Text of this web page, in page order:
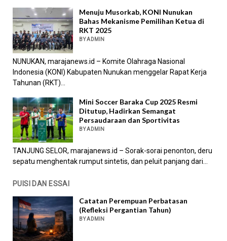
Menuju Musorkab, KONI Nunukan
Bahas Mekanisme Pemilihan Ketua di
RKT 2025
BY ADMIN
NUNUKAN, marajanews.id – Komite Olahraga Nasional
Indonesia (KONI) Kabupaten Nunukan menggelar Rapat Kerja
Tahunan (RKT)...
Mini Soccer Baraka Cup 2025 Resmi
Ditutup, Hadirkan Semangat
Persaudaraan dan Sportivitas
BY ADMIN
TANJUNG SELOR, marajanews.id – Sorak-sorai penonton, deru
sepatu menghentak rumput sintetis, dan peluit panjang dari...
PUISI DAN ESSAI
Catatan Perempuan Perbatasan
(Refleksi Pergantian Tahun)
BY ADMIN